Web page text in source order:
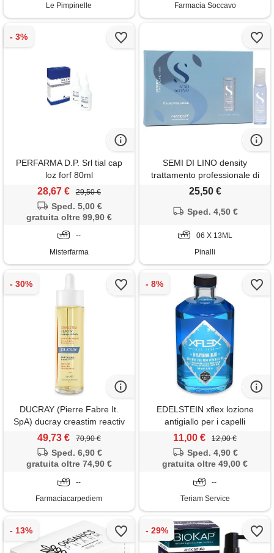
Le Pimpinelle
Farmacia Soccavo
PERFARMA D.P. Srl tial cap
loz forf 80ml
28,67 € 29,50 €
Sped. 5,00 €
gratuita oltre 99,90 €
--
Misterfarma
SEMI DI LINO density
trattamento professionale di
ispessimento 06 x 13ml -
25,50 €
Sped. 4,50 €
06 X 13ML
Pinalli
DUCRAY (Pierre Fabre It.
SpA) ducray creastim reactiv
lozione caduta capelli 60 ml
49,73 € 70,90 €
Sped. 6,90 €
gratuita oltre 74,90 €
--
Farmaciacarpediem
EDELSTEIN xflex lozione
antigiallo per i capelli
grigi/bianchi d-panthenol blue
11,00 € 12,00 €
Sped. 4,90 €
gratuita oltre 49,00 €
--
Teriam Service